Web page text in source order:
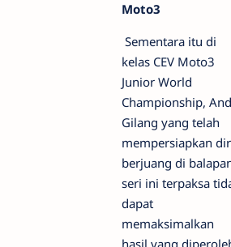
Moto3
Sementara itu di
kelas CEV Moto3
Junior World
Championship,
Gilang yang telah
mempersiapkan
berjuang di
seri ini terpaksa
dapat
memaksimalkan
hasil yang